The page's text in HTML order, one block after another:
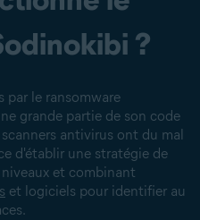
?
par le ransomware
grande partie de son code
antivirus ont du mal
d'établir une stratégie de
et combinant
et logiciels pour identifier au